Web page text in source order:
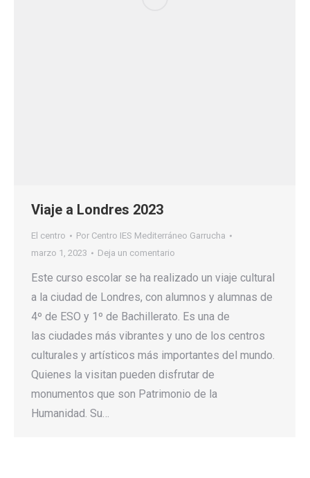
Viaje a Londres 2023
El centro Por Centro IES Mediterráneo Garrucha
marzo 1, 2023
Deja un comentario
Este curso escolar se ha realizado un viaje cultural
a la ciudad de Londres, con alumnos y alumnas de
4º de ESO y 1º de Bachillerato. Es una de
las ciudades más vibrantes y uno de los centros
culturales y artísticos más importantes del mundo.
Quienes la visitan pueden disfrutar de
monumentos que son Patrimonio de la
Humanidad. Su…